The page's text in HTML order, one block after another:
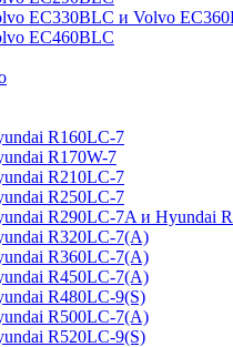
EC330BLC и Volvo
EC460BLC
R160LC-7
R170W-7
R210LC-7
R250LC-7
R290LC-7A и Hyundai
R320LC-7(A)
R360LC-7(A)
R450LC-7(A)
R480LC-9(S)
R500LC-7(A)
R520LC-9(S)